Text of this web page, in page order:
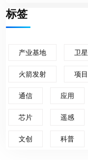
标签
产业基地 卫星
火箭发射 项目
通信 应用
芯片 遥感
文创 科普